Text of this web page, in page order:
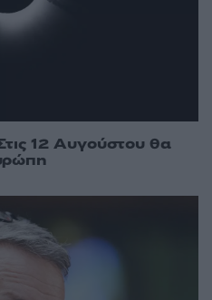
12 Αυγούστου θα